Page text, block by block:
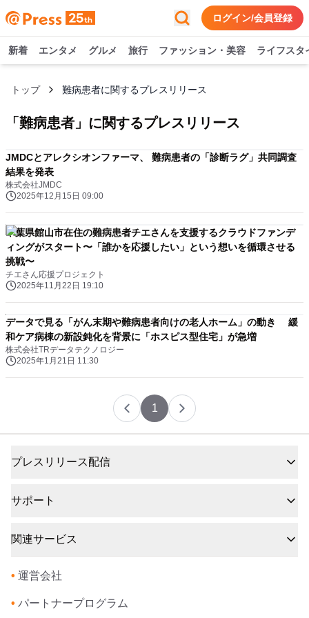
ログイン/会員登録
新着 エンタメ グルメ 旅行 ファッション・美容 ライフスタ
トップ 難病患者に関するプレスリリース
「 難病患者 」に関するプレスリリース
JMDCとアレクシオンファーマ、 難病患者の「診断ラグ」共同調査
結果を発表
株式会社JMDC
2025年12月15日 09:00
千葉県館山市在住の難病患者チエさんを支援するクラウドファンデ
ィングがスタート〜「誰かを応援したい」という想いを循環させる
挑戦〜
チエさん応援プロジェクト
2025年11月22日 19:10
データで見る「がん末期や難病患者向けの老人ホーム」の動き 緩
和ケア病棟の新設鈍化を背景に「ホスピス型住宅」が急増
株式会社TRデータテクノロジー
2025年1月21日 11:30
1
プレスリリース配信
サポート
関連サービス
• 運営会社
• パートナープログラム